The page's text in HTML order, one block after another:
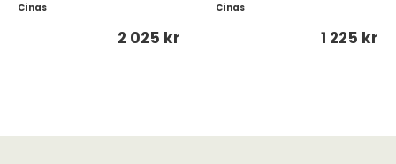
Cinas
2 025 kr
Cinas
1 225 kr